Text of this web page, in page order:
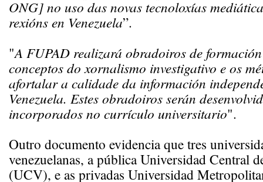
ONG] no uso das novas tecnoloxías
rexións en Venezuela”.
"A FUPAD realizará obradoiros de
conceptos do xornalismo investigativo e os
afortalar a calidade da información
Venezuela. Estes obradoiros serán
incorporados no currículo universitario".
Outro documento evidencia que tres
venezuelanas, a pública Universidad Central
(UCV), e as privadas Universidad